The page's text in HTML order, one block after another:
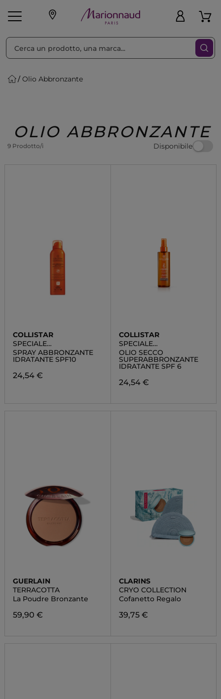
Make-up Profumi
Regalo
Olio Abbronzante
OLIO ABBRONZANTE
9 Prodotto/i Disponibile
Ordina per Filtra
COLLISTAR
SPECIALE
ABBRONZATURA
PERFETTA
SPRAY ABBRONZANTE
IDRATANTE SPF10
24,54 €
COLLISTAR
SPECIALE
ABBRONZATURA
PERFETTA
OLIO SECCO
SUPERABBRONZANTE
IDRATANTE SPF 6
24,54 €
GUERLAIN
TERRACOTTA
La Poudre Bronzante
59,90 €
CLARINS
CRYO COLLECTION
Cofanetto Regalo
39,75 €